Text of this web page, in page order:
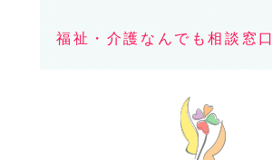
福祉・介護なんでも相談窓口